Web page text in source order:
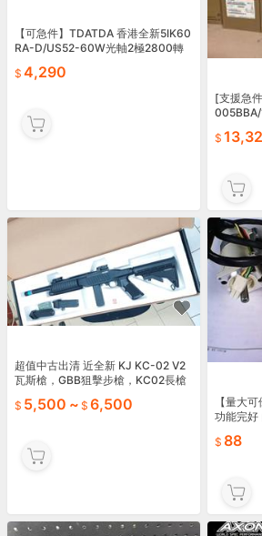
【可急件】TDATDA 香港全新5IK60
RA-D/US52-60W光軸2極2800轉
4,290
[支援急
超值中古出清 近全新 KJ KC-02 V2
瓦斯槍，GBB狙擊步槍，KC02長槍
定）5,500 ~ 6,500
【量大
功能完好
88